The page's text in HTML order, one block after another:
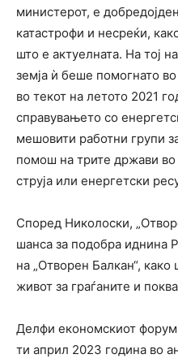
министерот, е
катастрофи и несреќи,
што е актуелната. На тој
земја ѝ беше помогнато
во текот на летото 2021
справувањето со
мешовити работни групи
помош на трите држави
струја или енергетски
Според Николоски,
шанса за подобра иднина
на „Отворен Балкан“,
живот за граѓаните и
Делфи економскиот
ти април 2023 година во